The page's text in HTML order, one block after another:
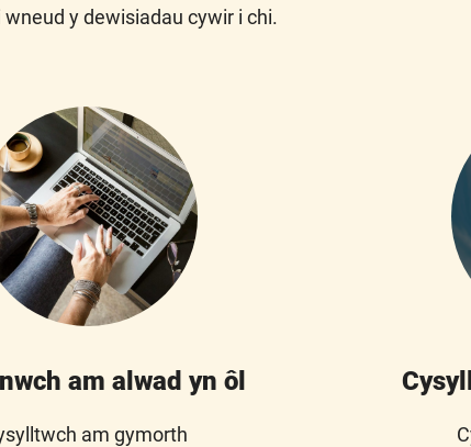
wneud y dewisiadau cywir i chi.
am alwad yn ôl
am gymorth